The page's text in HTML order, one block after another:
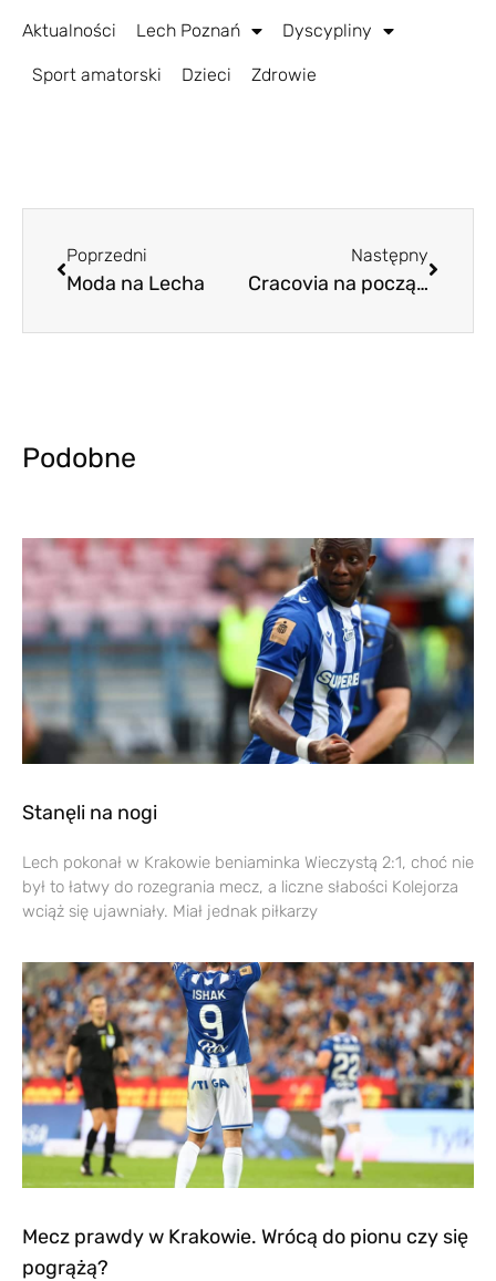
Aktualności Lech Poznań Dyscypliny
Sport amatorski Dzieci Zdrowie
Poprzedni
Moda na Lecha
Następny
Cracovia na początek i na koniec pierwszej rundy
Podobne
Stanęli na nogi
Lech pokonał w Krakowie beniaminka Wieczystą 2:1, choć nie
był to łatwy do rozegrania mecz, a liczne słabości Kolejorza
wciąż się ujawniały. Miał jednak piłkarzy
Mecz prawdy w Krakowie. Wrócą do pionu czy się
pogrążą?